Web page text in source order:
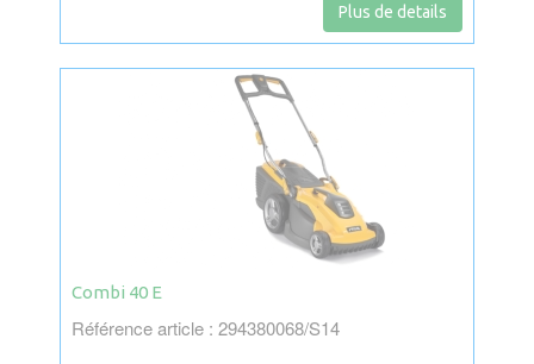
Plus de details
Combi 40 E
Référence article : 294380068/S14